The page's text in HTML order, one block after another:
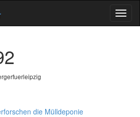
die Mülldeponie